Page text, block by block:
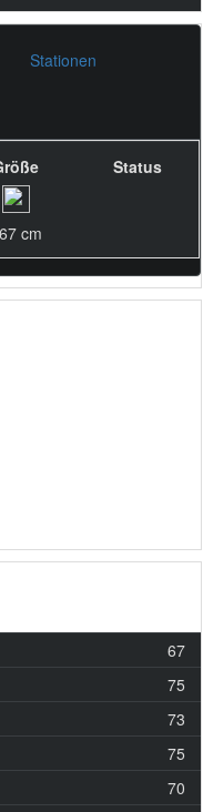
Stationen
cm
Status
67
75
73
75
70